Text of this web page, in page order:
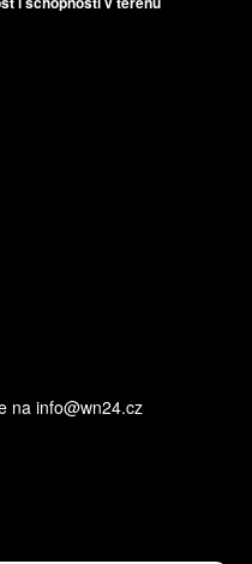
na info@wn24.cz